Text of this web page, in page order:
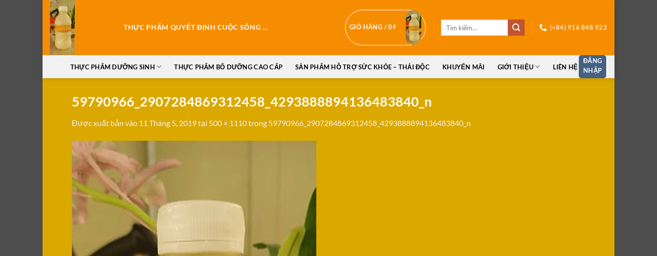
Bỏ
qua
nội
dung
THỰC PHẨM QUYẾT ĐỊNH CUỘC SỐNG ... GIỎ HÀNG /0₫ (+84) 916 848 922
THỰC PHẨM DƯỠNG SINH THỰC PHẨM BỔ DƯỠNG CAO CẤP SẢN PHẨM HỖ TRỢ SỨC KHỎE – THẢI ĐỘC KHUYẾN MÃI GIỚI THIỆU LIÊN HỆ
ĐĂNG
NHẬP
59790966_2907284869312458_4293888894136483840_n
Được xuất bản vào 11 Tháng 5, 2019tại 500 × 1110trong 59790966_2907284869312458_4293888894136483840_n